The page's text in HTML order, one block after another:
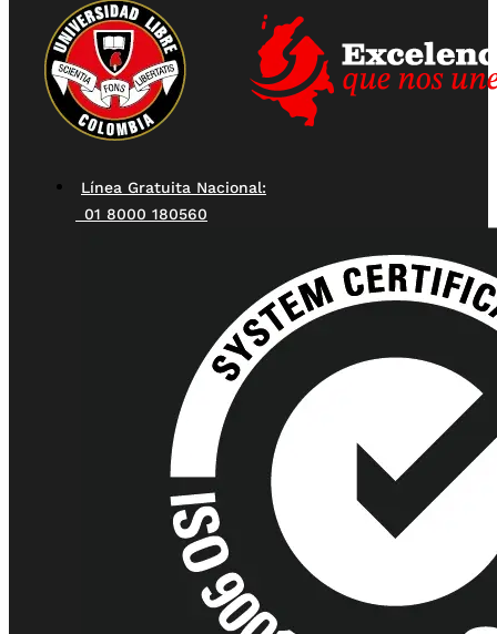
Línea Gratuita Nacional:
01 8000 180560